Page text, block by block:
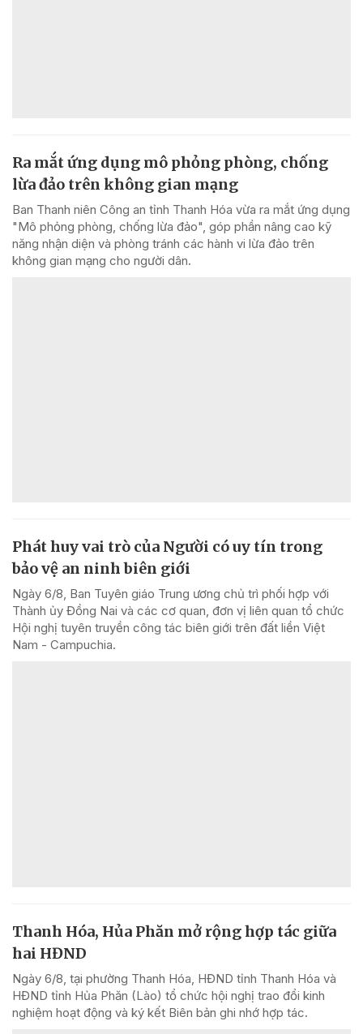
Ra mắt ứng dụng mô phỏng phòng, chống
lừa đảo trên không gian mạng
Ban Thanh niên Công an tỉnh Thanh Hóa vừa ra mắt ứng dụng
"Mô phỏng phòng, chống lừa đảo", góp phần nâng cao kỹ
năng nhận diện và phòng tránh các hành vi lừa đảo trên
không gian mạng cho người dân.
Phát huy vai trò của Người có uy tín trong
bảo vệ an ninh biên giới
Ngày 6/8, Ban Tuyên giáo Trung ương chủ trì phối hợp với
Thành ủy Đồng Nai và các cơ quan, đơn vị liên quan tổ chức
Hội nghị tuyên truyền công tác biên giới trên đất liền Việt
Nam - Campuchia.
Thanh Hóa, Hủa Phăn mở rộng hợp tác giữa
hai HĐND
Ngày 6/8, tại phường Thanh Hóa, HĐND tỉnh Thanh Hóa và
HĐND tỉnh Hủa Phăn (Lào) tổ chức hội nghị trao đổi kinh
nghiệm hoạt động và ký kết Biên bản ghi nhớ hợp tác.